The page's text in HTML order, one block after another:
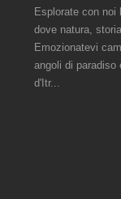
Esplorate con noi
dove natura,
Emozionatevi
angoli di paradiso
d'Itr...